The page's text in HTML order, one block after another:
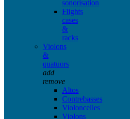
sonorisation
Flights
cases
&
racks
Violons
&
quatuors
add
remove
Altos
Contrebasses
Violoncelles
Violons